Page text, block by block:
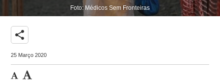
Foto: Médicos Sem Fronteiras
share
25 Março 2020